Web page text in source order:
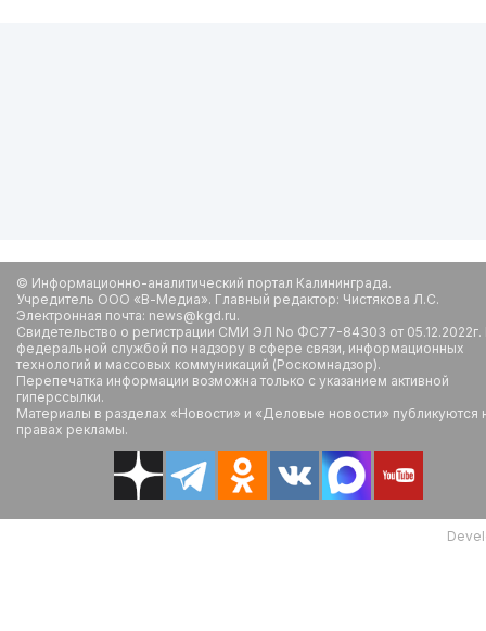
© Информационно-аналитический портал Калининграда.
Учредитель ООО «В-Медиа». Главный редактор: Чистякова Л.С.
Электронная почта: news@kgd.ru.
Свидетельство о регистрации СМИ ЭЛ No ФС77-84303 от
федеральной службой по надзору в сфере связи, информационных
технологий и массовых коммуникаций (Роскомнадзор).
Перепечатка информации возможна только с указанием активной
гиперссылки.
Материалы в разделах «Новости» и «Деловые новости» публикуются
правах рекламы.